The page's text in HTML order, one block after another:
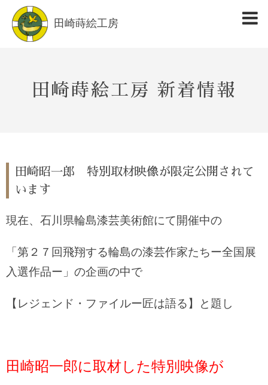
田崎蒔絵工房
田崎蒔絵工房 新着情報
田崎昭一郎 特別取材映像が限定公開されて
います
現在、石川県輪島漆芸美術館にて開催中の
「第２７回飛翔する輪島の漆芸作家たちー全国展
入選作品ー」の企画の中で
【レジェンド・ファイルー匠は語る】と題し
田崎昭一郎に取材した特別映像が